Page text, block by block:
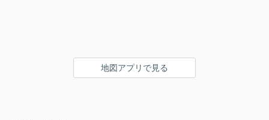
地図アプリで見る